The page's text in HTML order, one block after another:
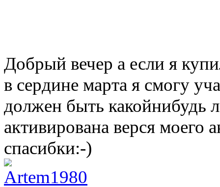
Добрый вечер а если я
в сердине марта я смогу
должен быть какойнибудь
активирована верся моего
спасибки:-)